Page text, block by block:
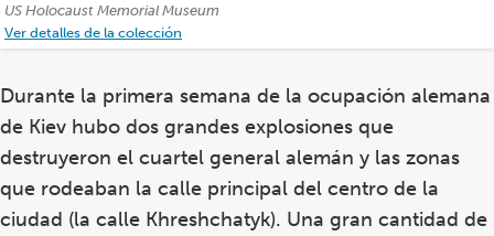
Créditos:
US Holocaust Memorial Museum
Ver detalles de la colección
Durante la primera semana de la ocupación alemana
de Kiev hubo dos grandes explosiones que
destruyeron el cuartel general alemán y las zonas
que rodeaban la calle principal del centro de la
ciudad (la calle Khreshchatyk). Una gran cantidad de